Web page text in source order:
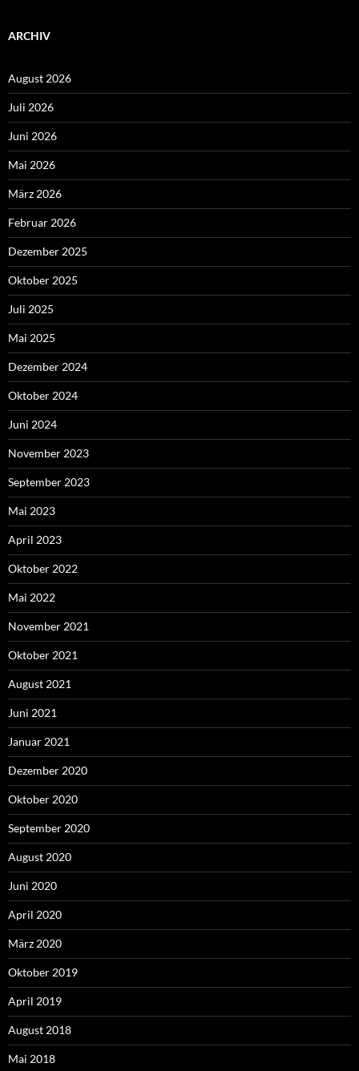
ARCHIV
August 2026
Juli 2026
Juni 2026
Mai 2026
März 2026
Februar 2026
Dezember 2025
Oktober 2025
Juli 2025
Mai 2025
Dezember 2024
Oktober 2024
Juni 2024
November 2023
September 2023
Mai 2023
April 2023
Oktober 2022
Mai 2022
November 2021
Oktober 2021
August 2021
Juni 2021
Januar 2021
Dezember 2020
Oktober 2020
September 2020
August 2020
Juni 2020
April 2020
März 2020
Oktober 2019
April 2019
August 2018
Mai 2018